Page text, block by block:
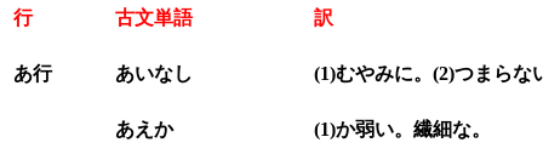
行 古文単語 訳
あ行 あいなし (1)むやみに。(2)つまらな
あえか (1)か弱い。繊細な。